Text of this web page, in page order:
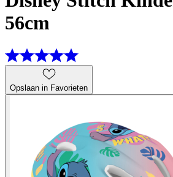
56cm
Opslaan in Favorieten